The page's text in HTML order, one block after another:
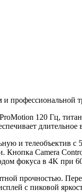
120 Гц,
длительное
и телеобъектив
Camera
фокуса в 4K при
прочностью.
с пиковой